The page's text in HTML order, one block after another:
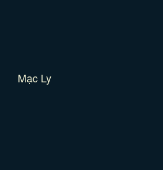
Mạc Ly